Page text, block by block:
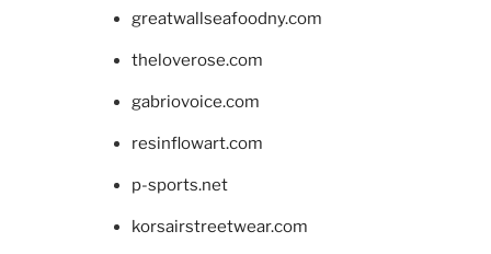
greatwallseafoodny.com
theloverose.com
gabriovoice.com
resinflowart.com
p-sports.net
korsairstreetwear.com